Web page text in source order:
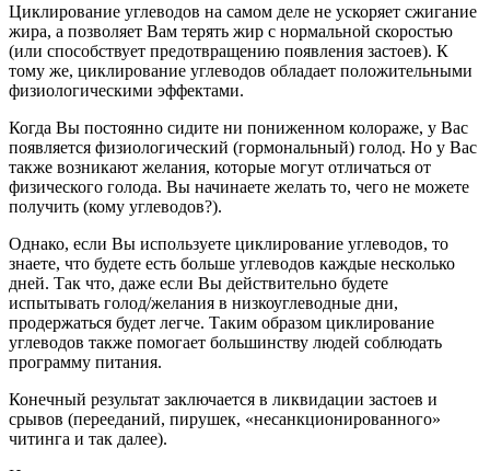
Циклирование углеводов на самом деле не ускоряет сжигание
жира, а позволяет Вам терять жир с нормальной скоростью
(или способствует предотвращению появления застоев). К
тому же, циклирование углеводов обладает положительными
физиологическими эффектами.
Когда Вы постоянно сидите ни пониженном колораже, у Вас
появляется физиологический (гормональный) голод. Но у Вас
также возникают желания, которые могут отличаться от
физического голода. Вы начинаете желать то, чего не можете
получить (кому углеводов?).
Однако, если Вы используете циклирование углеводов, то
знаете, что будете есть больше углеводов каждые несколько
дней. Так что, даже если Вы действительно будете
испытывать голод/желания в низкоуглеводные дни,
продержаться будет легче. Таким образом циклирование
углеводов также помогает большинству людей соблюдать
программу питания.
Конечный результат заключается в ликвидации застоев и
срывов (перееданий, пирушек, «несанкционированного»
читинга и так далее).